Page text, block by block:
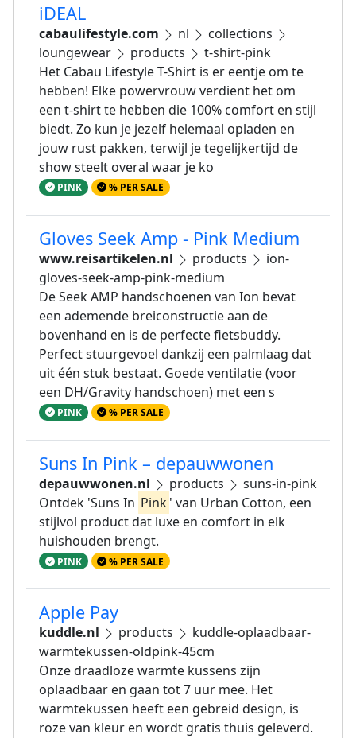
iDEAL
cabaulifestyle.com nl
collections
loungewear
products
t-shirt-pink
Het Cabau Lifestyle T-Shirt is er eentje om te
hebben! Elke powervrouw verdient het om
een t-shirt te hebben die 100% comfort en stijl
biedt. Zo kun je jezelf helemaal opladen en
jouw rust pakken, terwijl je tegelijkertijd de
show steelt overal waar je ko
PINK % PER SALE
Gloves Seek Amp - Pink Medium
www.reisartikelen.nl products
ion-
gloves-seek-amp-pink-medium
De Seek AMP handschoenen van Ion bevat
een ademende breiconstructie aan de
bovenhand en is de perfecte fietsbuddy.
Perfect stuurgevoel dankzij een palmlaag dat
uit één stuk bestaat. Goede ventilatie (voor
een DH/Gravity handschoen) met een s
PINK % PER SALE
Suns In Pink – depauwwonen
depauwwonen.nl products
suns-in-pink
Ontdek 'Suns In Pink' van Urban Cotton, een
stijlvol product dat luxe en comfort in elk
huishouden brengt.
PINK % PER SALE
Apple Pay
kuddle.nl products
kuddle-oplaadbaar-
warmtekussen-oldpink-45cm
Onze draadloze warmte kussens zijn
oplaadbaar en gaan tot 7 uur mee. Het
warmtekussen heeft een gebreid design, is
roze van kleur en wordt gratis thuis geleverd.